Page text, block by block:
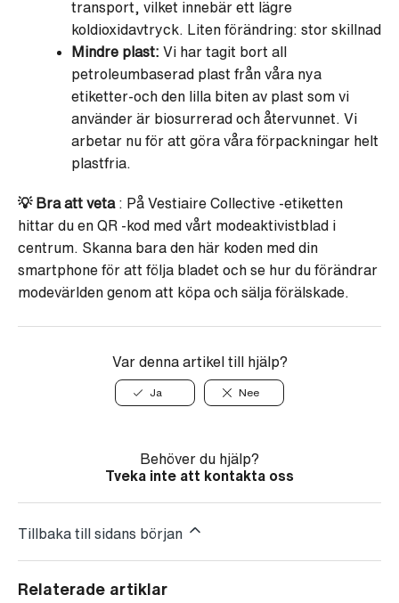
transport, vilket innebär ett lägre
koldioxidavtryck. Liten förändring: stor skillnad
Mindre plast: Vi har tagit bort all
petroleumbaserad plast från våra nya
etiketter-och den lilla biten av plast som vi
använder är biosurrerad och återvunnet. Vi
arbetar nu för att göra våra förpackningar helt
plastfria.
💡Bra att veta : På Vestiaire Collective -etiketten
hittar du en QR -kod med vårt modeaktivistblad i
centrum. Skanna bara den här koden med din
smartphone för att följa bladet och se hur du förändrar
modevärlden genom att köpa och sälja förälskade.
Var denna artikel till hjälp?
Ja Nee
Behöver du hjälp?
Tveka inte att kontakta oss
Tillbaka till sidans början
Relaterade artiklar